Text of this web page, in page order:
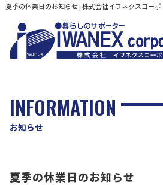
お知らせ
INFORMATION
夏季の休業日のお知らせ